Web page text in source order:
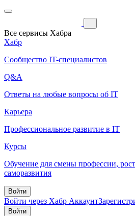
Все сервисы Хабра
Хабр
Сообщество IT-специалистов
Q&A
Ответы на любые вопросы об IT
Карьера
Профессиональное развитие в IT
Курсы
Обучение для смены профессии,
саморазвития
Войти
Войти через Хабр Аккаунт
Войти